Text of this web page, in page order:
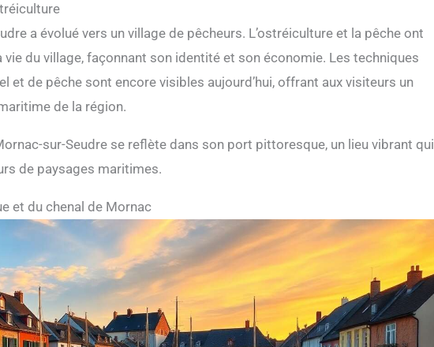
a évolué vers un village de pêcheurs. L’ostréiculture et la pêche ont
du village, façonnant son identité et son économie. Les techniques
et de pêche sont encore visibles aujourd’hui, offrant aux visiteurs un
de la région.
sur-Seudre se reflète dans son port pittoresque, un lieu vibrant qui
de paysages maritimes.
et du chenal de Mornac